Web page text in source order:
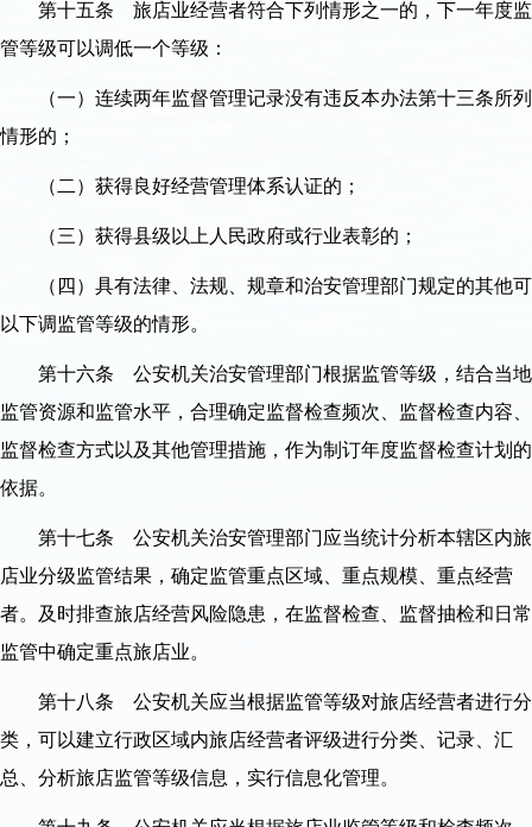
第十五条 旅店业经营者符合下列情形之一的，下一年度监
管等级可以调低一个等级：
（一）连续两年监督管理记录没有违反本办法第十三条所列
情形的；
（二）获得良好经营管理体系认证的；
（三）获得县级以上人民政府或行业表彰的；
（四）具有法律、法规、规章和治安管理部门规定的其他可
以下调监管等级的情形。
第十六条 公安机关治安管理部门根据监管等级，结合当地
监管资源和监管水平，合理确定监督检查频次、监督检查内容、
监督检查方式以及其他管理措施，作为制订年度监督检查计划的
依据。
第十七条 公安机关治安管理部门应当统计分析本辖区内旅
店业分级监管结果，确定监管重点区域、重点规模、重点经营
者。及时排查旅店经营风险隐患，在监督检查、监督抽检和日常
监管中确定重点旅店业。
第十八条 公安机关应当根据监管等级对旅店经营者进行分
类，可以建立行政区域内旅店经营者评级进行分类、记录、汇
总、分析旅店监管等级信息，实行信息化管理。